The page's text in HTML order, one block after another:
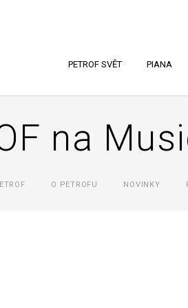
PETROF SVĚT PIANA
na
O PETROFU NOVINKY